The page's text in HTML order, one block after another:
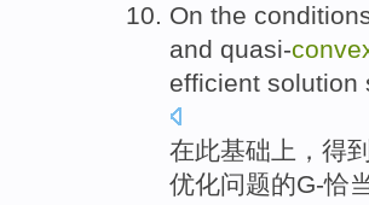
On the
and quasi-
efficient solution
在此基础上， 得到
优化问题的G-恰